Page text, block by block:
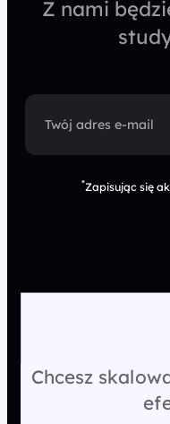
Z nami
Twój adres e-mail
*Zapisując się
Chcesz